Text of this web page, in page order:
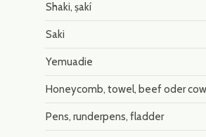
Shaki, ṣakí
Saki
Yemuadie
Honeycomb, towel, beef oder
Pens, runderpens, fladder